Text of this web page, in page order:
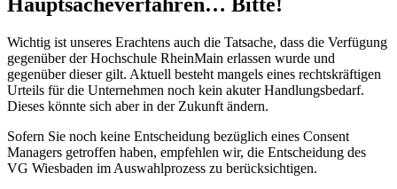
Wichtig ist unseres Erachtens auch die Tatsache, dass die Verfügung
gegenüber der Hochschule RheinMain erlassen wurde und
gegenüber dieser gilt. Aktuell besteht mangels eines rechtskräftigen
Urteils für die Unternehmen noch kein akuter Handlungsbedarf.
Dieses könnte sich aber in der Zukunft ändern.
Sofern Sie noch keine Entscheidung bezüglich eines Consent
Managers getroffen haben, empfehlen wir, die Entscheidung des
VG Wiesbaden im Auswahlprozess zu berücksichtigen.